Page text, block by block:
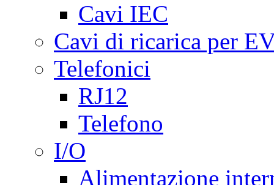
Cavi IEC
Cavi di ricarica per
Telefonici
RJ12
Telefono
I/O
Alimentazione